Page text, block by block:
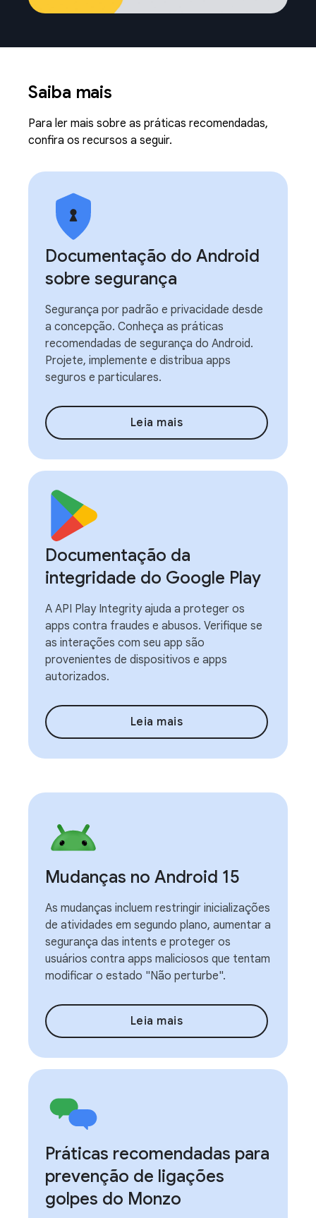
Saiba mais
Para ler mais sobre as práticas recomendadas,
confira os recursos a seguir.
Documentação do Android
sobre segurança
Segurança por padrão e privacidade desde
a concepção. Conheça as práticas
recomendadas de segurança do Android.
Projete, implemente e distribua apps
seguros e particulares.
Leia mais
Documentação da
integridade do Google Play
A API Play Integrity ajuda a proteger os
apps contra fraudes e abusos. Verifique se
as interações com seu app são
provenientes de dispositivos e apps
autorizados.
Leia mais
Mudanças no Android 15
As mudanças incluem restringir inicializações
de atividades em segundo plano, aumentar a
segurança das intents e proteger os
usuários contra apps maliciosos que tentam
modificar o estado "Não perturbe".
Leia mais
Práticas recomendadas para
prevenção de ligações
golpes do Monzo